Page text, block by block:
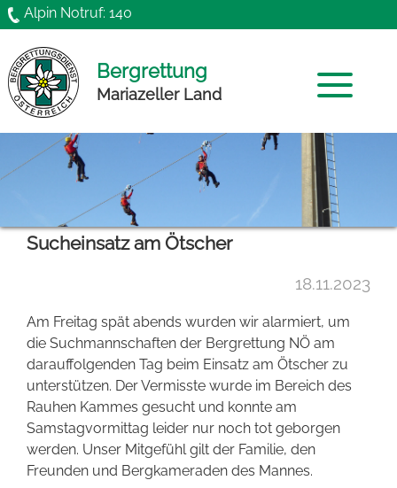
Direkt zum Inhalt
Alpin Notruf: 140
Bergrettung
Mariazeller Land
Home
Mannschaft
News
Funktionäre
Gründung
Förderer werden
Kontakt
Sucheinsatz am Ötscher
18.11.2023
Am Freitag spät abends wurden wir alarmiert, um
die Suchmannschaften der Bergrettung NÖ am
darauffolgenden Tag beim Einsatz am Ötscher zu
unterstützen. Der Vermisste wurde im Bereich des
Rauhen Kammes gesucht und konnte am
Samstagvormittag leider nur noch tot geborgen
werden. Unser Mitgefühl gilt der Familie, den
Freunden und Bergkameraden des Mannes.